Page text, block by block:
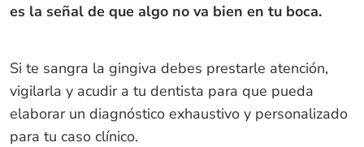
es la señal de que algo no va bien en tu boca.
Si te sangra la gingiva debes prestarle atención,
vigilarla y acudir a tu dentista para que pueda
elaborar un diagnóstico exhaustivo y personalizado
para tu caso clínico.